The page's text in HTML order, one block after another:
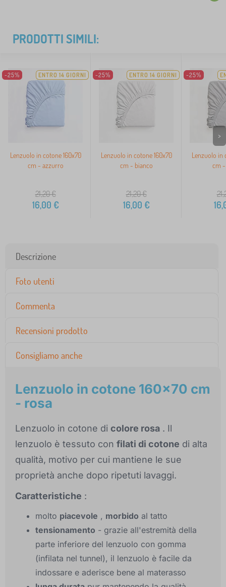
PRODOTTI SIMILI:
-25% ENTRO 14 GIORNI
Lenzuolo in cotone 160x70
cm - azzurro
21,20€
16,00 €
-25% ENTRO 14 GIORNI
Lenzuolo in cotone 160x70
cm - bianco
21,20€
16,00 €
-25%
Lenzuolo in
cm
>
Descrizione
Foto utenti
Commenta
Recensioni prodotto
Consigliamo anche
Lenzuolo in cotone 160x70 cm
- rosa
Lenzuolo in cotone di colore rosa . Il
lenzuolo è tessuto con filati di cotone di alta
qualità, motivo per cui mantiene le sue
proprietà anche dopo ripetuti lavaggi.
Caratteristiche :
molto piacevole , morbido al tatto
tensionamento - grazie all'estremità della
parte inferiore del lenzuolo con gomma
(infilata nel tunnel), il lenzuolo è facile da
indossare e aderisce bene al materasso